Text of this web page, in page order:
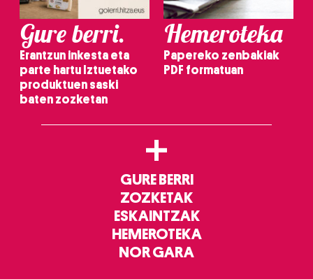
Gure berri.
Erantzun inkesta eta
parte hartu Iztuetako
produktuen saski
baten zozketan
Hemeroteka
Papereko zenbakiak
PDF formatuan
+
GURE BERRI
ZOZKETAK
ESKAINTZAK
HEMEROTEKA
NOR GARA